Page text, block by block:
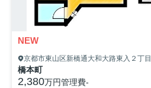
NEW
京都市東山区新橋通大和大路東入２丁目
橋本町
2,380万円管理費-